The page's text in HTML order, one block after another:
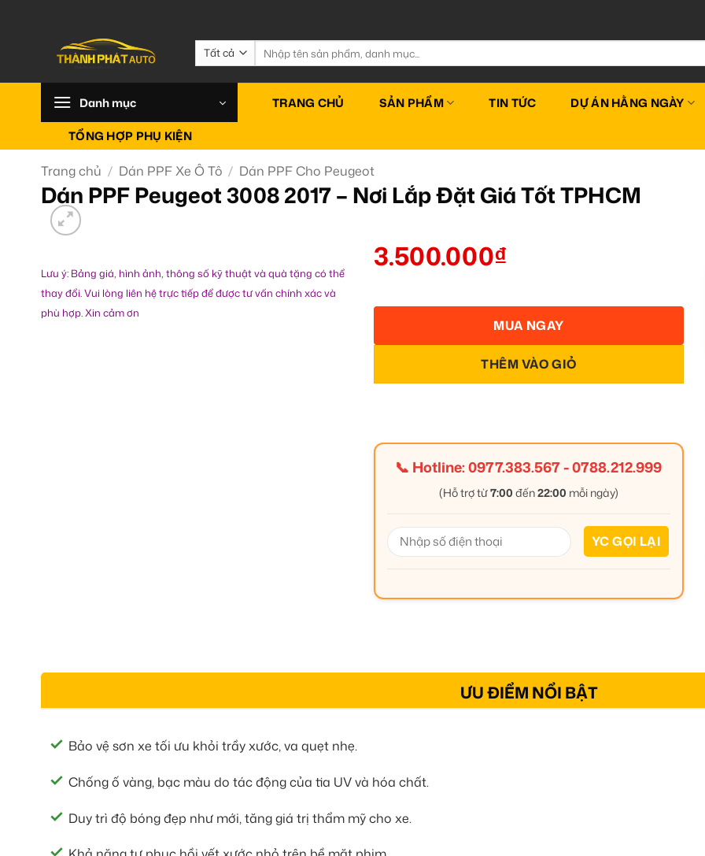
Tìm
kiếm:
Danh mục TRANG CHỦ SẢN PHẨM TIN TỨC DỰ ÁN HẰNG NGÀY
TỔNG HỢP PHỤ KIỆN
Trang chủ / Dán PPF Xe Ô Tô / Dán PPF Cho Peugeot
Dán PPF Peugeot 3008 2017 – Nơi Lắp Đặt Giá Tốt TPHCM
Lưu ý: Bảng giá, hình ảnh, thông số kỹ thuật và quà tặng có thể
thay đổi. Vui lòng liên hệ trực tiếp để được tư vấn chính xác và
phù hợp. Xin cảm ơn
3.500.000₫
THÊM VÀO GIỎ
MUA NGAY
📞 Hotline:0977.383.567-0788.212.999
(Hỗ trợ từ7:00 đến22:00 mỗi ngày)
ƯU ĐIỂM NỔI BẬT
Bảo vệ sơn xe tối ưu khỏi trầy xước, va quẹt nhẹ.
Chống ố vàng, bạc màu do tác động của tia UV và hóa chất.
Duy trì độ bóng đẹp như mới, tăng giá trị thẩm mỹ cho xe.